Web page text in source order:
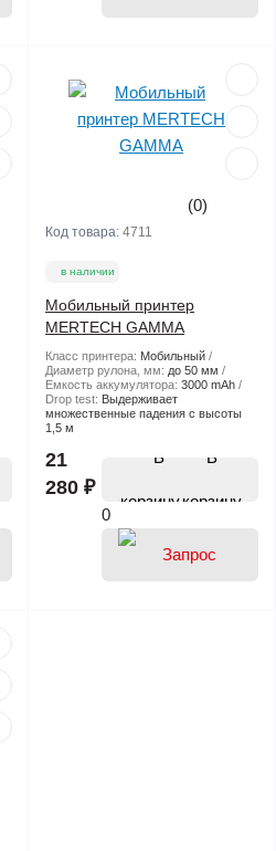
(0)
Код товара: 4711
в наличии
Мобильный принтер
MERTECH GAMMA
Класс принтера: Мобильный
Диаметр рулона, мм: до 50 мм
Емкость аккумулятора: 3000 mAh
Drop test: Выдерживает
множественные падения с высоты
1,5 м
21
280 ₽
В
корзину
0